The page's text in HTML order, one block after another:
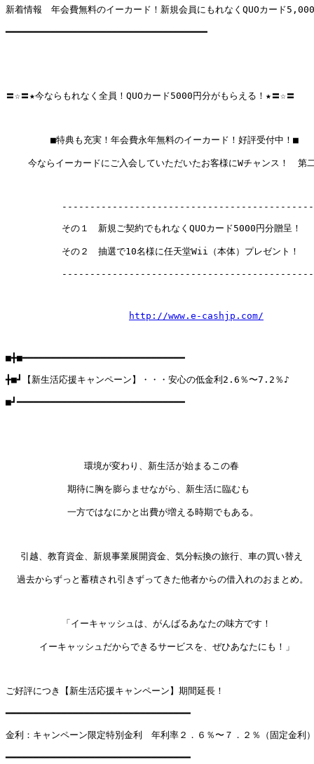
新着情報　年会費無料のイーカード！新規会員にもれなくQUOカード
━━━━━━━━━━━━━━━━━━━━━━━━━━━━━━━━━━━━
〓☆〓★今ならもれなく全員！QUOカード5000円分がもらえる！★〓☆〓
        ■特典も充実！年会費永年無料のイーカード！好評受付中！■
今ならイーカードにご入会していただいたお客様にWチャンス！　第
          その１　新規ご契約でもれなくQUOカード5000円分贈呈！
          その２　抽選で10名様に任天堂Wii（本体）プレゼント！
http://www.e-cashjp.com/
■╋■━━━━━━━━━━━━━━━━━━━━━━━━━━━━━
╋■┛【新生活応援キャンペーン】・・・安心の低金利2.6％〜7.2％♪
■┛━━━━━━━━━━━━━━━━━━━━━━━━━━━━━━
              環境が変わり、新生活が始まるこの春
           期待に胸を膨らませながら、新生活に臨むも
           一方ではなにかと出費が増える時期でもある。
引越、教育資金、新規事業展開資金、気分転換の旅行、車の買い替え
  過去からずっと蓄積され引きずってきた他者からの借入れのおまとめ。
          「イーキャッシュは、がんばるあなたの味方です！
      イーキャッシュだからできるサービスを、ぜひあなたにも！」
ご好評につき【新生活応援キャンペーン】期間延長！
━━━━━━━━━━━━━━━━━━━━━━━━━━━━━━━━━
金利：キャンペーン限定特別金利　年利率２．６％〜７．２％（固定金利
━━━━━━━━━━━━━━━━━━━━━━━━━━━━━━━━━